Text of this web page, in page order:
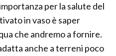
per la salute del
in vaso è saper
che andremo a fornire.
anche a terreni poco